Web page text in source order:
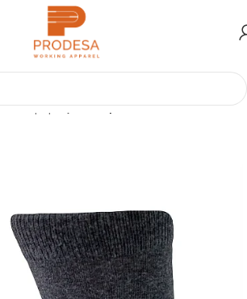
Υπόδηση Αξεσουάρ